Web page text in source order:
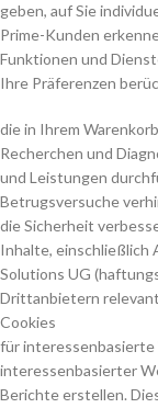
geben, auf Sie
Prime-Kunden
Funktionen und
Ihre Präferenzen
die in Ihrem
Recherchen und
und Leistungen
Betrugsversuche
die Sicherheit
Inhalte, einschließlich
Solutions UG
Drittanbietern
Cookies
für interessenbasierte
interessenbasierter
Berichte erstellen.